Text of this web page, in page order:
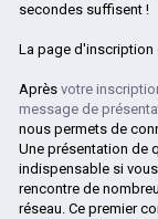
secondes suffisent !
La page
Après votre
message de
nous permets de
Une présentation de
indispensable si
rencontre de
réseau. Ce premier